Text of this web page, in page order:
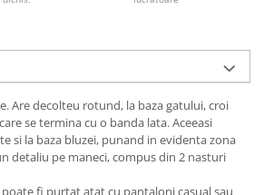
Are decolteu rotund, la baza gatului, croi
se termina cu o banda lata. Aceeasi
si la baza bluzei, punand in evidenta zona
detaliu pe maneci, compus din 2 nasturi
fi purtat atat cu pantaloni casual sau